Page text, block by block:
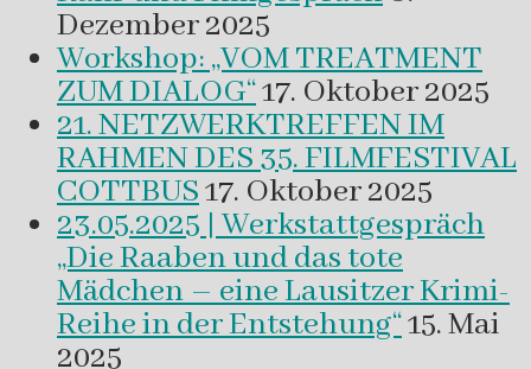
Dezember 2025
Workshop: „VOM TREATMENT
ZUM DIALOG“17. Oktober 2025
21. NETZWERKTREFFEN IM
RAHMEN DES 35. FILMFESTIVAL
COTTBUS17. Oktober 2025
23.05.2025 | Werkstattgespräch
„Die Raaben und das tote
Mädchen – eine Lausitzer Krimi-
Reihe in der Entstehung“15. Mai
2025